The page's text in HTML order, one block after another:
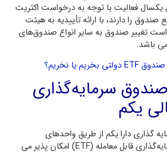
فعالیت با توجه به درخواست اکثریت
را دارند، با ارائه تأییدیه به هیئت
تغییر صندوق به سایر انواع صندوق‌های
باشد.
صندوق ETF دولتی بخریم یا نخریم؟
سرمایه‌گذاری
یکم
گذاری دارا یکم از طریق واحدهای
سرمایه‌گذاری صندوق سرمایه‌گذاری قابل معامله (ETF) امکان پذیر می